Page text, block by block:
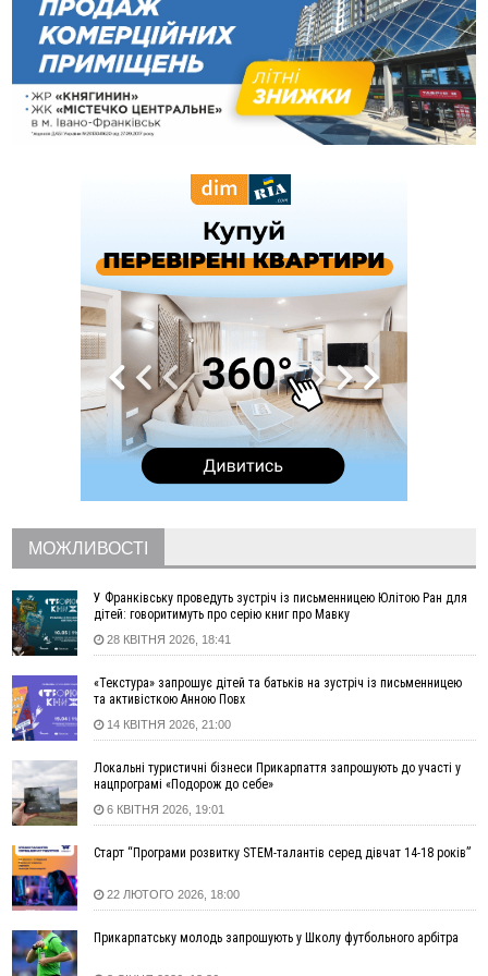
08 Серпня
20:25
На Буковині біля межі з Прикарпаттям зафіксували
землетрус
16:25
До +30°C і майже без опадів: синоптики розповіли про
погоду на Прикарпатті у найближчі дні
збив жінку й утік: його розшукали та затримали
Частина школярів не матимуть фізичних підручників на 1
вересня через російські обстріли — МОН
На Рогатинщині рештки тварин спалювали просто в полі:
поліція розслідує отруєння земель
Пірс, ігровий майданчик і зона для пікніків: оголосили
тендер на 7 мільйонів на благоустрій Німецького озера
У Калуші на озері в міському парку масово загинули
качки та риба
Майстра лісу з Верховинщини оштрафували на 600 тисяч за
переправлення чоловіків до Румунії
На Прикарпатті через негоду сталися аварійні вимкнення
За змову на тендері для Долинської лікарні двох
підприємців оштрафували на 272 тисячі гривень
10:09
Яремчанський суд виніс вирок чоловіку, який у Буковелі
вкрав із супермаркету пляшку віскі за 8,5 тисяч
09:53
В урочищі біля Галича археологи відкопали давньоруську
вагову гирку XII–XIII століть
09:39
У Франківську медики провели серію складних операцій
на аорті
07 Серпня
22:22 ФОТО У Богородчанах на "зебрі" водій Audi наїхав на
хлопчика з велосипедом
21:01
Загальна площа всіх книгарень України - трохи більше ніж 6
футбольних полів
18:55
Прикарпаття серед лідерів за будівництвом новобудов і
рекордсмен за зростанням цін на житло
16:48
ВІДЕО Де безпечно купатися на Прикарпатті?
16:20
У Франківську дружина загиблого воїна створила
організацію «КОД 7'Я», аби підтримувати військових та їхні
МОЖЛИВОСТІ
У Франківську проведуть зустріч із письменницею Юлітою Ран для
дітей: говоритимуть про серію книг про Мавку
28 КВІТНЯ 2026, 18:41
«Текстура» запрошує дітей та батьків на зустріч із письменницею
та активісткою Анною Повх
14 КВІТНЯ 2026, 21:00
Локальні туристичні бізнеси Прикарпаття запрошують до участі у
нацпрограмі «Подорож до себе»
6 КВІТНЯ 2026, 19:01
Старт “Програми розвитку STEM-талантів серед дівчат 14-18 років”
22 ЛЮТОГО 2026, 18:00
Прикарпатську молодь запрошують у Школу футбольного арбітра